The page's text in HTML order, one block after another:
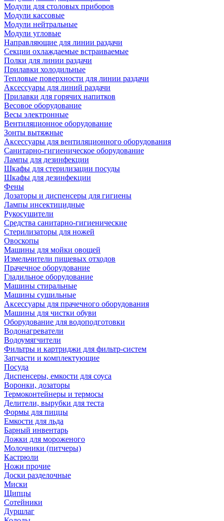
Модули для столовых приборов
Модули кассовые
Модули нейтральные
Модули угловые
Направляющие для линии раздачи
Секции охлаждаемые встраиваемые
Полки для линии раздачи
Прилавки холодильные
Тепловые поверхности для линии раздачи
Аксессуары для линий раздачи
Прилавки для горячих напитков
Весовое оборудование
Весы электронные
Вентиляционное оборудование
Зонты вытяжные
Аксессуары для вентиляционного оборудования
Санитарно-гигиеническое оборудование
Лампы для дезинфекции
Шкафы для стерилизации посуды
Шкафы для дезинфекции
Фены
Дозаторы и диспенсеры для гигиены
Лампы инсектицидные
Рукосушители
Средства санитарно-гигиенические
Стерилизаторы для ножей
Овоскопы
Машины для мойки овощей
Измельчители пищевых отходов
Прачечное оборудование
Гладильное оборудование
Машины стиральные
Машины сушильные
Аксессуары для прачечного оборудования
Машины для чистки обуви
Оборудование для водоподготовки
Водонагреватели
Водоумягчители
Фильтры и картриджи для фильтр-систем
Запчасти и комплектующие
Посуда
Диспенсеры, емкости для соуса
Воронки, дозаторы
Термоконтейнеры и термосы
Делители, вырубки для теста
Формы для пиццы
Емкости для льда
Барный инвентарь
Ложки для мороженого
Молочники (питчеры)
Кастрюли
Ножи прочие
Доски разделочные
Миски
Щипцы
Сотейники
Дуршлаг